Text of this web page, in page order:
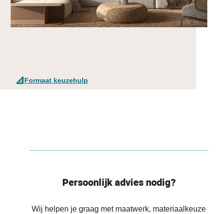
Formaat keuzehulp
Persoonlijk advies nodig?
Wij helpen je graag met maatwerk, materiaalkeuze